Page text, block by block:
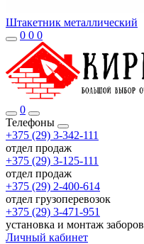
Штакетник металлический
0 0 0
0
Телефоны
+375 (29) 3-342-111
отдел продаж
+375 (29) 3-125-111
отдел продаж
+375 (29) 2-400-614
отдел грузоперевозок
+375 (29) 3-471-951
установка и монтаж заборов
Личный кабинет